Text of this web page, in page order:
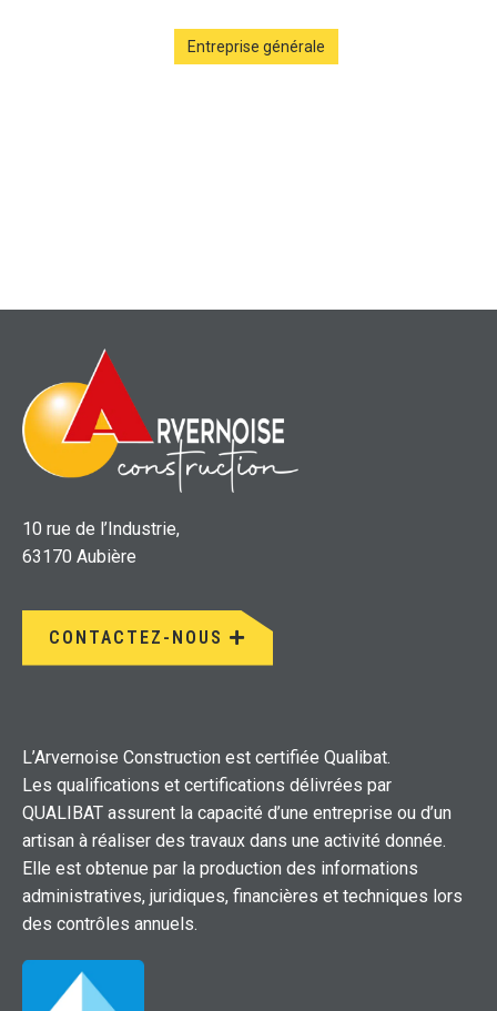
Entreprise générale
10 rue de l’Industrie,
63170 Aubière
CONTACTEZ-NOUS
L’Arvernoise Construction est certifiée Qualibat.
Les qualifications et certifications délivrées par
QUALIBAT assurent la capacité d’une entreprise ou d’un
artisan à réaliser des travaux dans une activité donnée.
Elle est obtenue par la production des informations
administratives, juridiques, financières et techniques lors
des contrôles annuels.